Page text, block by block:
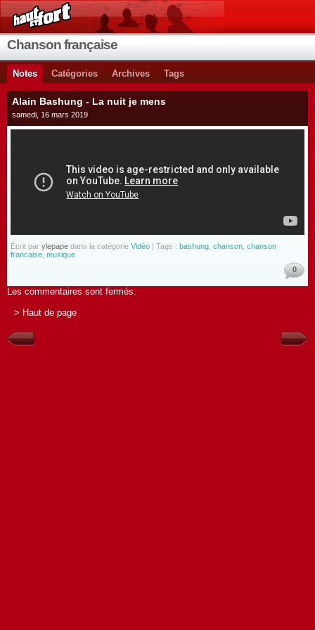
Chanson française
Notes Catégories Archives Tags
Alain Bashung - La nuit je mens
samedi, 16 mars 2019
Écrit par ylepape dans la catégorie Vidéo | Tags : bashung chanson chanson
francaise musique
0
Les commentaires sont fermés.
> Haut de page